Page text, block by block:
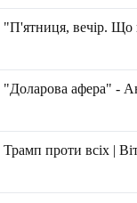
"П'ятниця, вечір. Що
"Доларова афера" -
Трамп проти всіх |